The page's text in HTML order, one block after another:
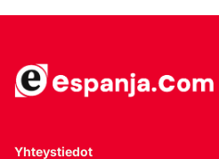
Yhteystiedot